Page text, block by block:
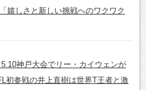
嬉しさと新しい挑戦へのワクワク
5.10神戸大会でリー・カイウェンが
初参戦の井上直樹は世界T王者と激